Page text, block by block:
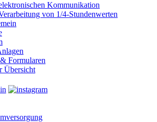
Kommunikation
von 1/4-Stundenwerten
Formularen
Übersicht